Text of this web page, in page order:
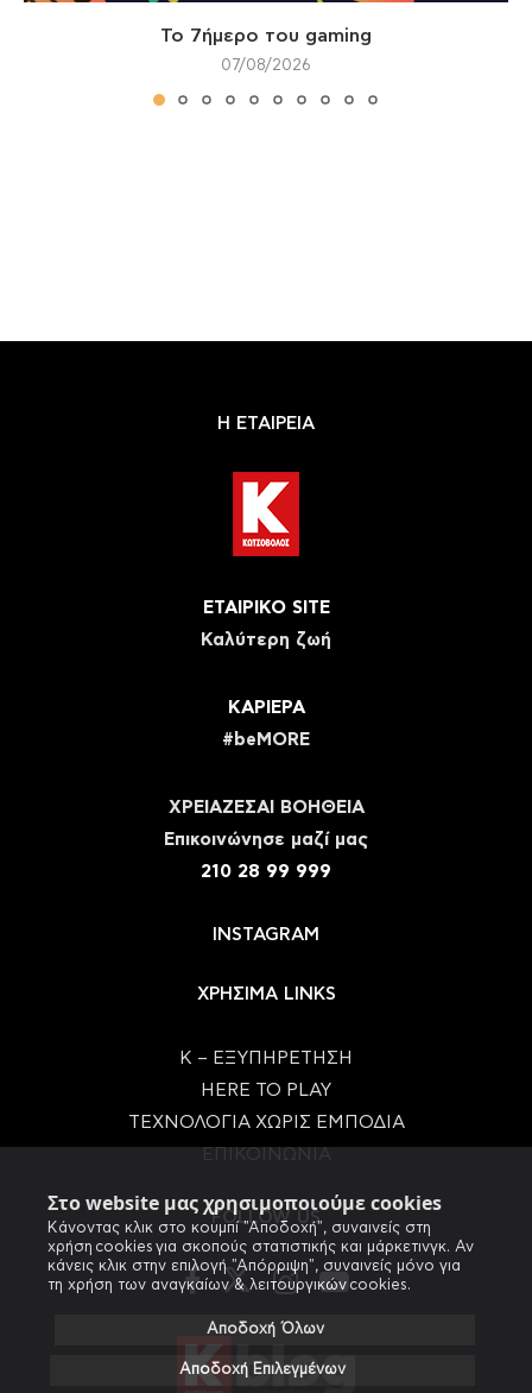
Στο website μας χρησιμοποιούμε cookies
Κάνοντας κλικ στο κουμπί "Αποδοχή", συναινείς στη
χρήση cookies για σκοπούς στατιστικής και μάρκετινγκ. Αν
κάνεις κλικ στην επιλογή "Απόρριψη", συναινείς μόνο για
τη χρήση των αναγκαίων & λειτουργικών cookies.
Αποδοχή Όλων
Αποδοχή Επιλεγμένων
Το 7ήμερο του gaming
07/08/2026
Η ΕΤΑΙΡΕΙΑ
ΕΤΑΙΡΙΚΟ SITE
Καλύτερη ζωή
ΚΑΡΙΕΡΑ
#beMORE
ΧΡΕΙΑΖΕΣΑΙ ΒΟΗΘΕΙΑ
Eπικοινώνησε μαζί μας
210 28 99 999
INSTAGRAM
ΧΡΗΣΙΜΑ LINKS
Κ – ΕΞΥΠΗΡΕΤΗΣΗ
HERE TO PLAY
ΤΕΧΝΟΛΟΓΙΑ ΧΩΡΙΣ ΕΜΠΟΔΙΑ
FOLLOW US